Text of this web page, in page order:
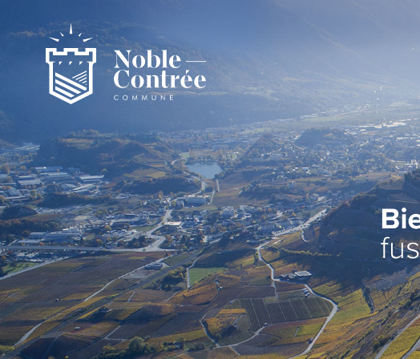
Noble-Contrée
Présentation de la commune
Noble-Contrée en chiffres
Pactes d’amitié
Journal "en commun"
Application mobile
Actualités